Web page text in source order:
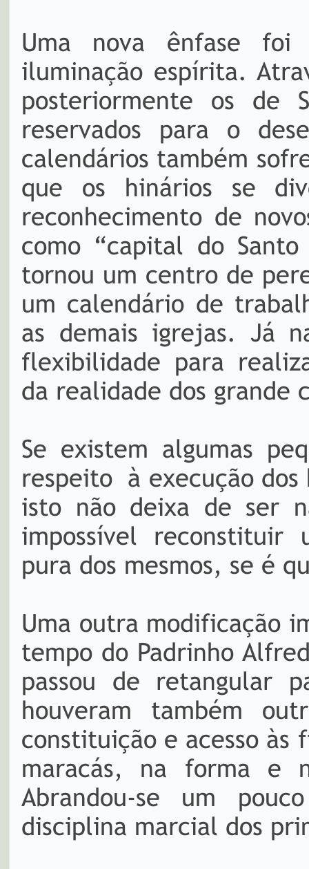
Uma nova ênfase
iluminação espírita.
posteriormente os de
reservados para o
calendários também
que os hinários se
reconhecimento de
como “capital do
tornou um centro de
um calendário de
as demais igrejas. Já
flexibilidade para
da realidade dos grande
Se existem algumas
respeito à execução dos
isto não deixa de ser
impossível reconstituir
pura dos mesmos, se é
Uma outra modificação
tempo do Padrinho
passou de retangular
houveram também
constituição e acesso às
maracás, na forma e
Abrandou-se um
disciplina marcial dos